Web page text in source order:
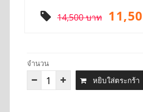
14,500 บาท
จำนวน
หยิบใส่ตระกร้า